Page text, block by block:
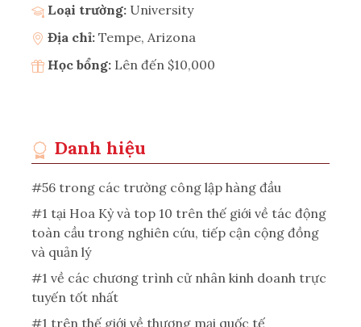
Loại trường: University
Địa chỉ: Tempe, Arizona
Học bổng: Lên đến $10,000
Danh hiệu
#56 trong các trường công lập hàng đầu
#1 tại Hoa Kỳ và top 10 trên thế giới về tác động
toàn cầu trong nghiên cứu, tiếp cận cộng đồng
và quản lý
#1 về các chương trình cử nhân kinh doanh trực
tuyến tốt nhất
#1 trên thế giới về thương mại quốc tế